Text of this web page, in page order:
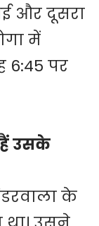
और दूसरा
में
6:45 पर
उसके
के